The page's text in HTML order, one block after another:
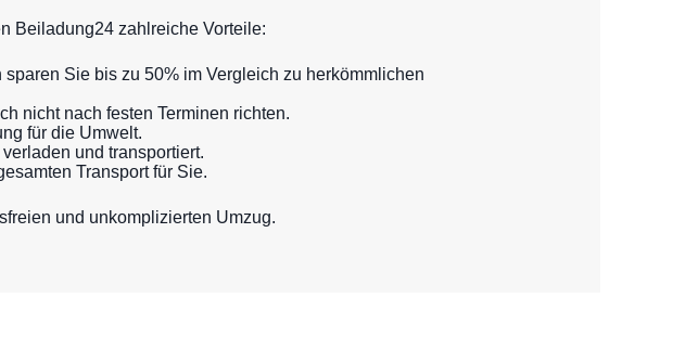
Beiladung24 zahlreiche Vorteile:
Sie bis zu 50% im Vergleich zu herkömmlichen
nicht nach festen Terminen richten.
für die Umwelt.
und transportiert.
Transport für Sie.
und unkomplizierten Umzug.